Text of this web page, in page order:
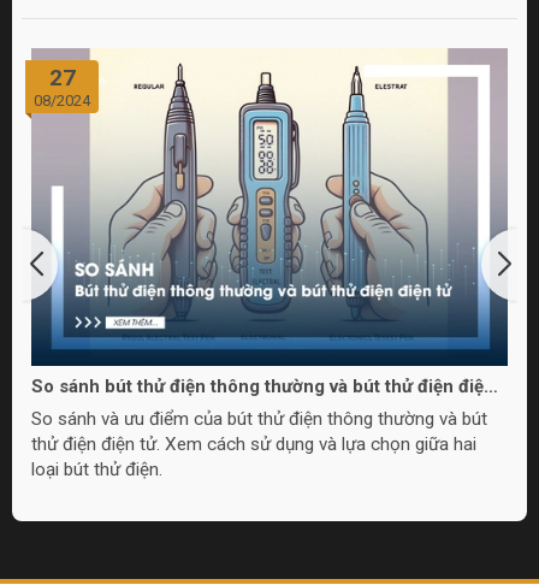
27
08/2024
So sánh bút thử điện thông thường và bút thử điện điện
tử
So sánh và ưu điểm của bút thử điện thông thường và bút
thử điện điện tử. Xem cách sử dụng và lựa chọn giữa hai
loại bút thử điện.